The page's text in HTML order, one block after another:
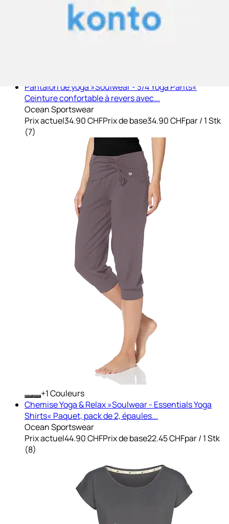
Pantalon de yoga »Soulwear - 3/4 Yoga Pants«
Ceinture confortable à revers avec...
Ocean Sportswear
Prix actuel34.90 CHFPrix de base34.90 CHFpar/ 1 Stk
(7)
+ Couleurs
Chemise Yoga & Relax »Soulwear - Essentials Yoga
Shirts« Paquet, pack de 2, épaules...
Ocean Sportswear
Prix actuel44.90 CHFPrix de base22.45 CHFpar/ 1 Stk
(8)